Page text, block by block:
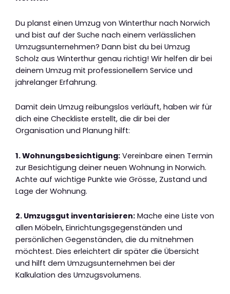
Du planst einen Umzug von Winterthur nach Norwich
und bist auf der Suche nach einem verlässlichen
Umzugsunternehmen? Dann bist du bei Umzug
Scholz aus Winterthur genau richtig! Wir helfen dir bei
deinem Umzug mit professionellem Service und
jahrelanger Erfahrung.
Damit dein Umzug reibungslos verläuft, haben wir für
dich eine Checkliste erstellt, die dir bei der
Organisation und Planung hilft:
1. Wohnungsbesichtigung: Vereinbare einen Termin
zur Besichtigung deiner neuen Wohnung in Norwich.
Achte auf wichtige Punkte wie Grösse, Zustand und
Lage der Wohnung.
2. Umzugsgut inventarisieren: Mache eine Liste von
allen Möbeln, Einrichtungsgegenständen und
persönlichen Gegenständen, die du mitnehmen
möchtest. Dies erleichtert dir später die Übersicht
und hilft dem Umzugsunternehmen bei der
Kalkulation des Umzugsvolumens.